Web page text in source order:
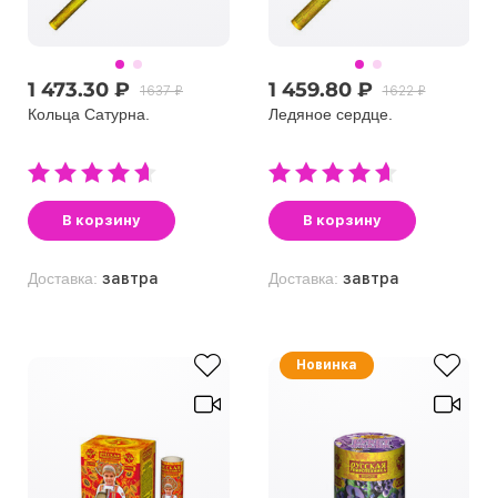
1 473.30 ₽ 1637 ₽
Кольца Сатурна.
В корзину
Доставка: завтра
1 459.80 ₽ 1622 ₽
Ледяное сердце.
В корзину
Доставка: завтра
Новинка